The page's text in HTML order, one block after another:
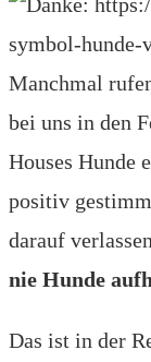
Manchmal
bei uns in den
Houses Hunde
positiv
darauf
nie Hunde
Das ist in der